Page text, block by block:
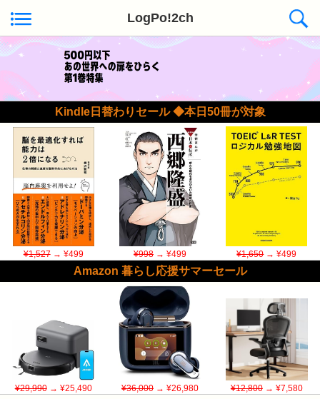
LogPo!2ch
Kindle日替わりセール ◆本日50冊が対象
¥1,527→ ¥499 ¥998→ ¥499 ¥1,650→ ¥499
Amazon 暮らし応援サマーセール
¥29,990→ ¥25,490 ¥36,000→ ¥26,980 ¥12,800→ ¥7,580